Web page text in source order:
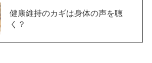
健康維持のカギは身体の声を聴
く？